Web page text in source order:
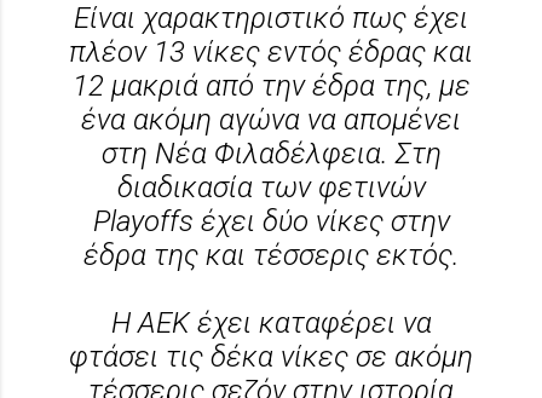
Είναι χαρακτηριστικό πως έχει
πλέον 13 νίκες εντός έδρας και
12 μακριά από την έδρα της, με
ένα ακόμη αγώνα να απομένει
στη Νέα Φιλαδέλφεια. Στη
διαδικασία των φετινών
Playoffs έχει δύο νίκες στην
έδρα της και τέσσερις εκτός.
Η ΑΕΚ έχει καταφέρει να
φτάσει τις δέκα νίκες σε ακόμη
τέσσερις σεζόν στην ιστορία